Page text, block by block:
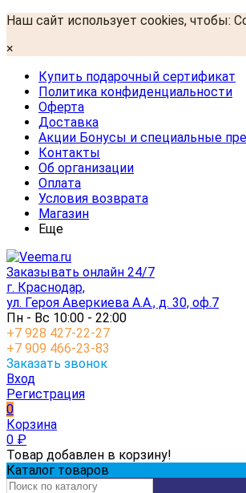
Наш сайт использует cookies, чтобы:
×
Купить подарочный сертификат
Политика конфиденциальности
Оферта
Доставка
Акции Бонусы и специальные
Контакты
Об организации
Оплата
Условия возврата
Магазин
Еще
Заказывать онлайн 24/7
г. Краснодар,
ул. Героя Аверкиева А.А., д. 30, оф.7
Пн - Вс 10:00 - 22:00
+7 928 427-22-27
+7 909 466-23-83
Заказать звонок
Вход
Регистрация
0
Корзина
0 ₽
Товар добавлен в корзину!
Каталог товаров